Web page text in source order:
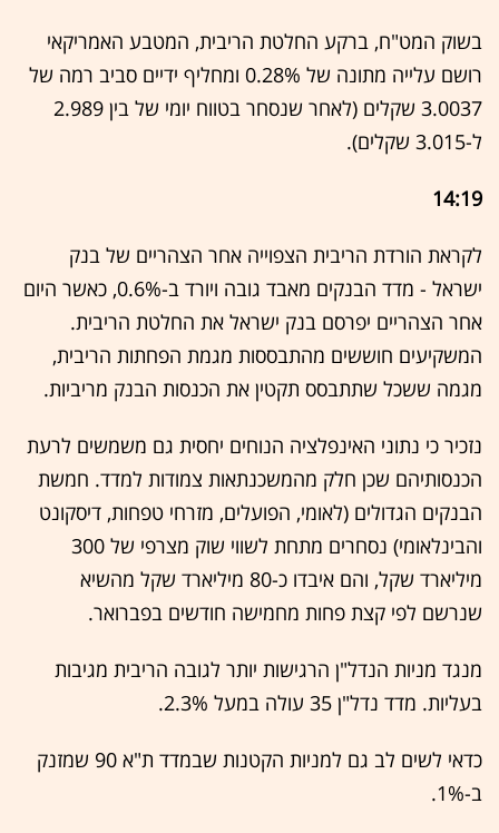
בשוק המט"ח, ברקע החלטת הריבית, המטבע האמריקאי
רושם עלייה מתונה של 0.28% ומחליף ידיים סביב רמה של
3.0037 שקלים (לאחר שנסחר בטווח יומי של בין 2.989
ל-3.015 שקלים).
14:19
לקראת הורדת הריבית הצפוייה אחר הצהריים של בנק
ישראל - מדד הבנקים מאבד גובה ויורד ב-0.6%, כאשר היום
אחר הצהריים יפרסם בנק ישראל את החלטת הריבית.
המשקיעים חוששים מהתבססות מגמת הפחתות הריבית,
מגמה ששכל שתתבסס תקטין את הכנסות הבנק מריביות.
נזכיר כי נתוני האינפלציה הנוחים יחסית גם משמשים לרעת
הכנסותיהם שכן חלק מהמשכנתאות צמודות למדד. חמשת
הבנקים הגדולים (לאומי, הפועלים, מזרחי טפחות, דיסקונט
והבינלאומי) נסחרים מתחת לשווי שוק מצרפי של 300
מיליארד שקל, והם איבדו כ-80 מיליארד שקל מהשיא
שנרשם לפי קצת פחות מחמישה חודשים בפברואר.
מנגד מניות הנדל"ן הרגישות יותר לגובה הריבית מגיבות
בעליות. מדד נדל"ן 35 עולה במעל 2.3%.
כדאי לשים לב גם למניות הקטנות שבמדד ת"א 90 שמזנק
ב-1%.